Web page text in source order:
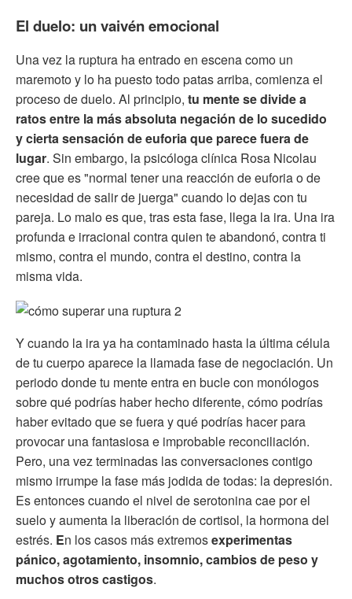
El duelo: un vaivén emocional
Una vez la ruptura ha entrado en escena como un
maremoto y lo ha puesto todo patas arriba, comienza el
proceso de duelo. Al principio, tu mente se divide a
ratos entre la más absoluta negación de lo sucedido
y cierta sensación de euforia que parece fuera de
lugar. Sin embargo, la psicóloga clínica Rosa Nicolau
cree que es "normal tener una reacción de euforia o de
necesidad de salir de juerga" cuando lo dejas con tu
pareja. Lo malo es que, tras esta fase, llega la ira. Una ira
profunda e irracional contra quien te abandonó, contra ti
mismo, contra el mundo, contra el destino, contra la
misma vida.
Y cuando la ira ya ha contaminado hasta la última célula
de tu cuerpo aparece la llamada fase de negociación. Un
periodo donde tu mente entra en bucle con monólogos
sobre qué podrías haber hecho diferente, cómo podrías
haber evitado que se fuera y qué podrías hacer para
provocar una fantasiosa e improbable reconciliación.
Pero, una vez terminadas las conversaciones contigo
mismo irrumpe la fase más jodida de todas: la depresión.
Es entonces cuando el nivel de serotonina cae por el
suelo y aumenta la liberación de cortisol, la hormona del
estrés. En los casos más extremosexperimentas
pánico, agotamiento, insomnio, cambios de peso y
muchos otros castigos.